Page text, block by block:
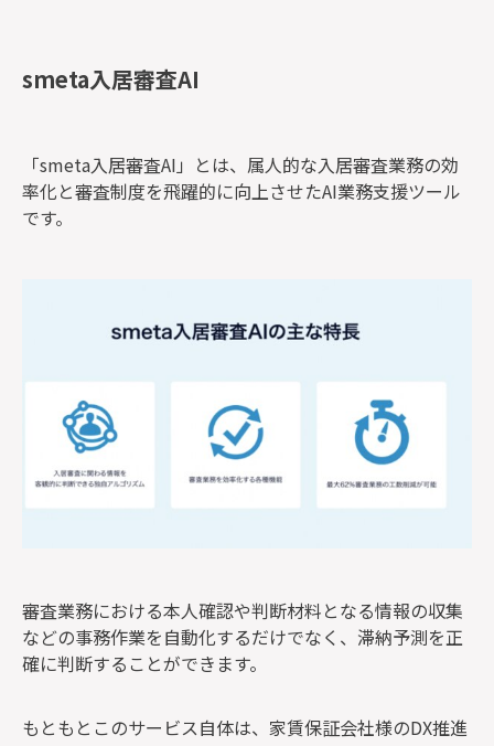
smeta入居審査AI
「smeta入居審査AI」とは、属人的な入居審査業務の効
率化と審査制度を飛躍的に向上させたAI業務支援ツール
です。
審査業務における本人確認や判断材料となる情報の収集
などの事務作業を自動化するだけでなく、滞納予測を正
確に判断することができます。
もともとこのサービス自体は、家賃保証会社様のDX推進